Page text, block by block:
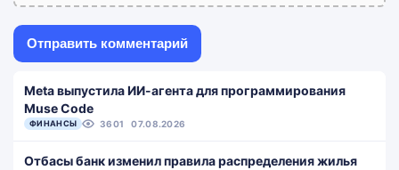
Meta выпустила ИИ-агента для программирования
Muse Code
ФИНАНСЫ 3601 07.08.2026
Отбасы банк изменил правила распределения жилья